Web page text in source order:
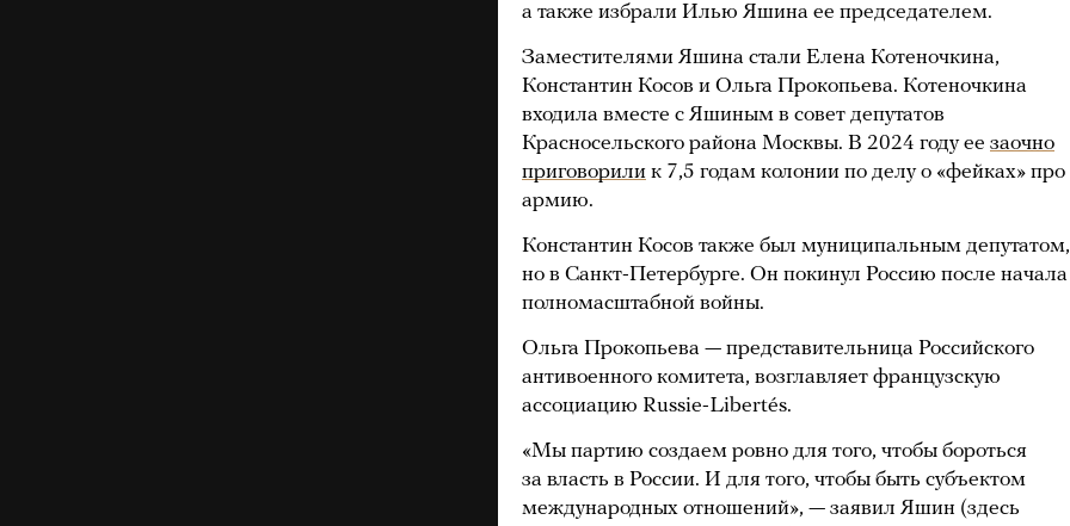
а также избрали Илью Яшина ее председателем.
Заместителями Яшина стали Елена Котеночкина,
Константин Косов и Ольга Прокопьева. Котеночкина
входила вместе с Яшиным в совет депутатов
Красносельского района Москвы. В 2024 году ее заочно
приговорили к 7,5 годам колонии по делу о «фейках» про
армию.
Константин Косов также был муниципальным депутатом,
но в Санкт-Петербурге. Он покинул Россию после начала
полномасштабной войны.
Ольга Прокопьева — представительница Российского
антивоенного комитета, возглавляет французскую
ассоциацию Russie-Libertés.
«Мы партию создаем ровно для того, чтобы бороться
за власть в России. И для того, чтобы быть субъектом
международных отношений», — заявил Яшин (здесь